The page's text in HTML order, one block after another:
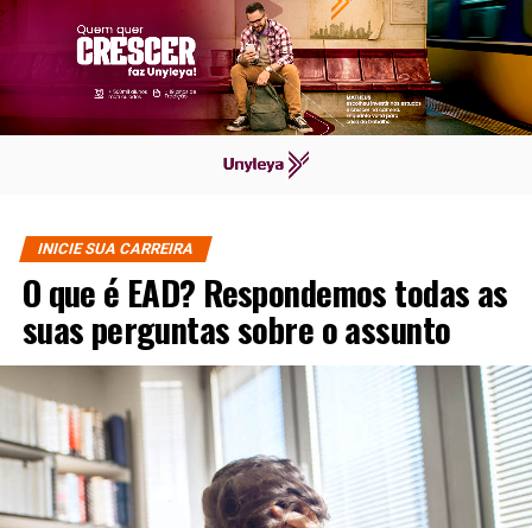
INICIE SUA CARREIRA
O que é EAD? Respondemos todas as
suas perguntas sobre o assunto